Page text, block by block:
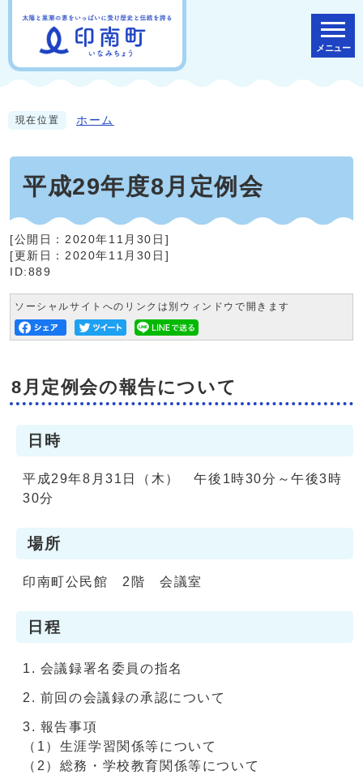
メニュー
現在位置 ホーム
平成29年度8月定例会
[公開日： 2020年11月30日 ]
[更新日： 2020年11月30日 ]
ID:889
ソーシャルサイトへのリンクは別ウィンドウで開きます
8月定例会の報告について
日時
平成29年8月31日（木） 午後1時30分～午後3時
30分
場所
印南町公民館 2階 会議室
日程
会議録署名委員の指名
前回の会議録の承認について
報告事項
（1）生涯学習関係等について
（2）総務・学校教育関係等について